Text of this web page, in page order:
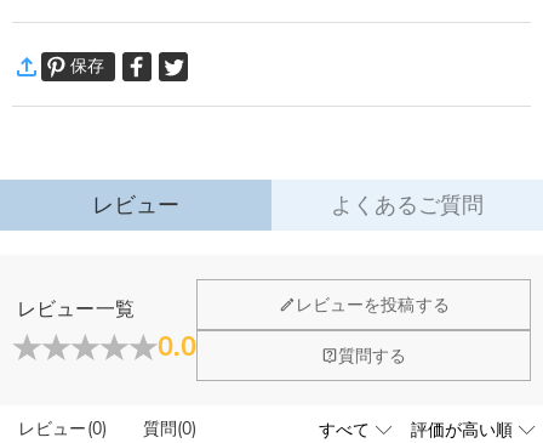
ーです☆
シンプルデザインにワンポイント添えた刺繍トップス。
カジュアル感溢れる程良いゆとりのサイズ感で、コーデに取り入れやす一枚で
す。
1.お写真アップロードする必要な商品に対して、お写真を選ぶ際に、できるだ
すと、画像が粗くなってしまいます。
2.ご覧になる環境（PCのモニタやスマホの画面）、お部屋の照明等によりイメ
ージ画像が実際の商品と色味が異なる場合がございます。
閉じる
万一、ご注文商品にご満足いただけない場合は、商品が到着後60日
保存
レビュー よくあるご質問
レビュー一覧
0.0
レビューを投稿する
質問する
レビュー(0) 質問(0)
服＆ファッション
どうやってオリジナル服をオーダーメイドします
か？
選択しを選んでから、カートに追加してご注文手続きをお願い
服の印刷に色違いが出ることがありますか？